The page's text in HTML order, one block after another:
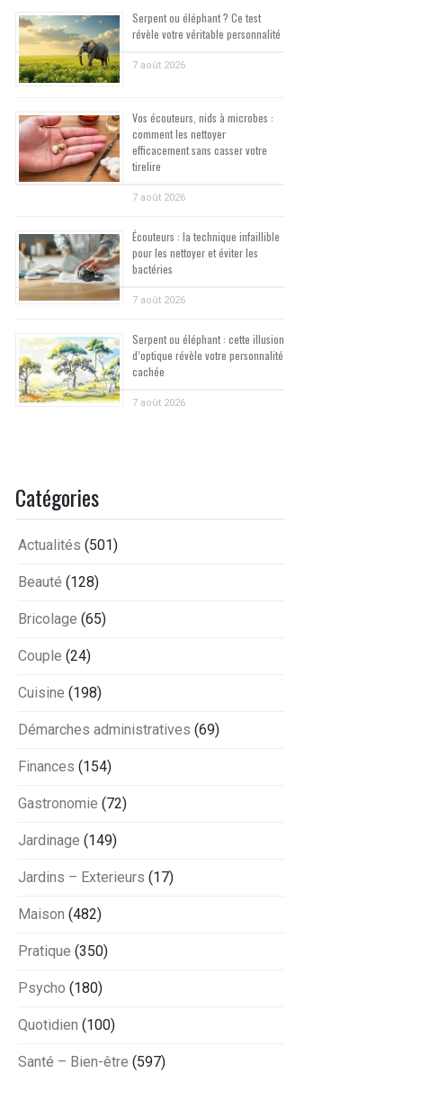
Serpent ou éléphant ? Ce test
révèle votre véritable personnalité
7 août 2026
Vos écouteurs, nids à microbes :
comment les nettoyer
efficacement sans casser votre
tirelire
7 août 2026
Écouteurs : la technique infaillible
pour les nettoyer et éviter les
bactéries
7 août 2026
Serpent ou éléphant : cette illusion
d’optique révèle votre personnalité
cachée
7 août 2026
Catégories
Actualités (501)
Beauté (128)
Bricolage (65)
Couple (24)
Cuisine (198)
Démarches administratives (69)
Finances (154)
Gastronomie (72)
Jardinage (149)
Jardins – Exterieurs (17)
Maison (482)
Pratique (350)
Psycho (180)
Quotidien (100)
Santé – Bien-être (597)